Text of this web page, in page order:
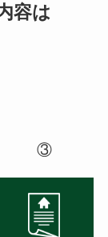
容は
③